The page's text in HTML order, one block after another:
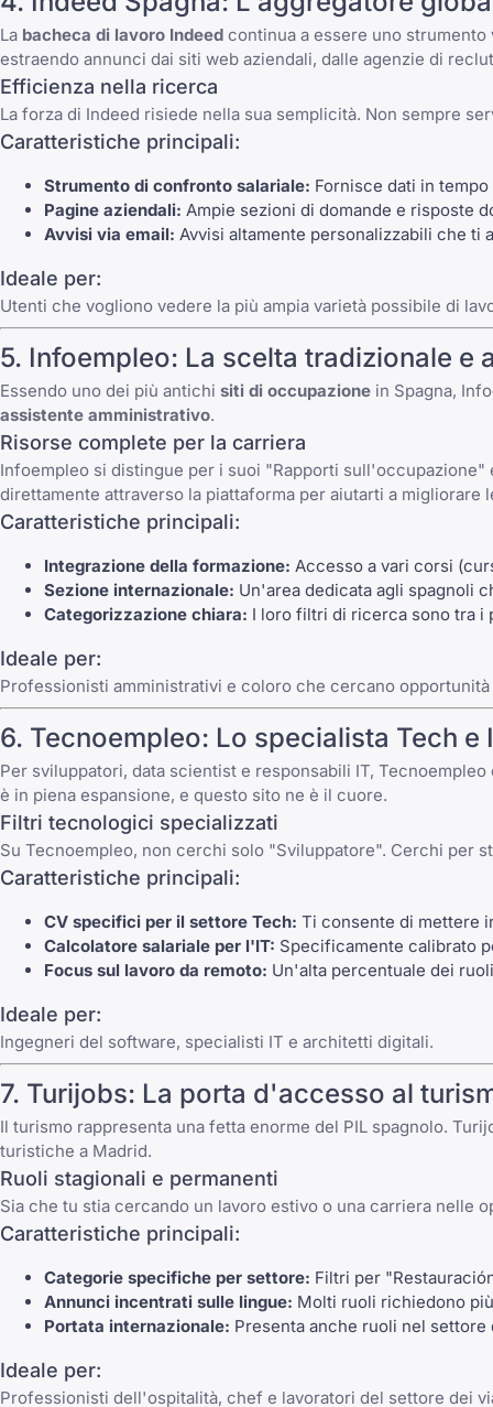
La bacheca di lavoro Indeed continua a essere uno
estraendo annunci dai siti web aziendali, dalle agenzie di
Efficienza nella ricerca
La forza di Indeed risiede nella sua semplicità. Non sempre
Caratteristiche principali:
Strumento di confronto salariale: Fornisce dati in
Pagine aziendali: Ampie sezioni di domande e risposte
Avvisi via email: Avvisi altamente personalizzabili che ti
Ideale per:
Utenti che vogliono vedere la più ampia varietà possibile di
5. Infoempleo: La scelta tradizionale e
Essendo uno dei più antichi siti di occupazione in Spagna,
assistente amministrativo.
Risorse complete per la carriera
Infoempleo si distingue per i suoi "Rapporti sull'occupazione"
direttamente attraverso la piattaforma per aiutarti a
Caratteristiche principali:
Integrazione della formazione: Accesso a vari corsi
Sezione internazionale: Un'area dedicata agli spagnoli
Categorizzazione chiara: I loro filtri di ricerca sono tra i
Ideale per:
Professionisti amministrativi e coloro che cercano
6. Tecnoempleo: Lo specialista Tech e
Per sviluppatori, data scientist e responsabili IT, Tecnoempleo
è in piena espansione, e questo sito ne è il cuore.
Filtri tecnologici specializzati
Su Tecnoempleo, non cerchi solo "Sviluppatore". Cerchi per
Caratteristiche principali:
CV specifici per il settore Tech: Ti consente di mettere
Calcolatore salariale per l'IT: Specificamente calibrato
Focus sul lavoro da remoto: Un'alta percentuale dei
Ideale per:
Ingegneri del software, specialisti IT e architetti digitali.
7. Turijobs: La porta d'accesso al
Il turismo rappresenta una fetta enorme del PIL spagnolo.
turistiche a Madrid.
Ruoli stagionali e permanenti
Sia che tu stia cercando un lavoro estivo o una carriera nelle
Caratteristiche principali:
Categorie specifiche per settore: Filtri per
Annunci incentrati sulle lingue: Molti ruoli richiedono
Portata internazionale: Presenta anche ruoli nel
Ideale per:
Professionisti dell'ospitalità, chef e lavoratori del settore dei